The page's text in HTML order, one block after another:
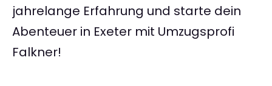
jahrelange Erfahrung und starte dein
Abenteuer in Exeter mit Umzugsprofi
Falkner!